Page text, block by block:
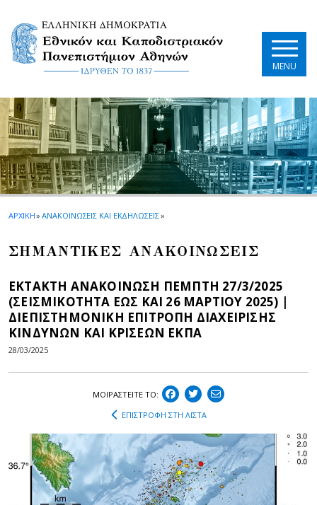
MENU
ΑΡΧΙΚΗ» ΑΝΑΚΟΙΝΩΣΕΙΣ ΚΑΙ ΕΚΔΗΛΩΣΕΙΣ»
ΣΗΜΑΝΤΙΚΕΣ ΑΝΑΚΟΙΝΩΣΕΙΣ
ΕΚΤΑΚΤΗ ΑΝΑΚΟΙΝΩΣΗ ΠΕΜΠΤΗ 27/3/2025
(ΣΕΙΣΜΙΚΟΤΗΤΑ ΕΩΣ ΚΑΙ 26 ΜΑΡΤΙΟΥ 2025) |
ΔΙΕΠΙΣΤΗΜΟΝΙΚΗ ΕΠΙΤΡΟΠΗ ΔΙΑΧΕΙΡΙΣΗΣ
ΚΙΝΔΥΝΩΝ ΚΑΙ ΚΡΙΣΕΩΝ ΕΚΠΑ
28/03/2025
ΜΟΙΡΑΣΤEIΤΕ ΤΟ:
ΕΠΙΣΤΡΟΦΗ ΣΤΗ ΛΙΣΤΑ